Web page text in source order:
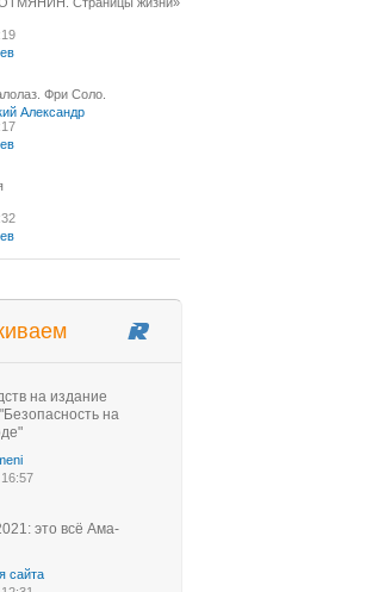
Фри Соло.
Александр
на издание
на
это всё Ама-
сайта